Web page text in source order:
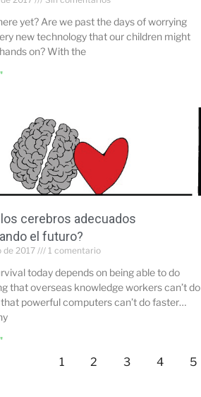
yet? Are we past the days of worrying
new technology that our children might
on? With the
cerebros adecuados
el futuro?
de 2017 1 comentario
today depends on being able to do
that overseas knowledge workers can’t do
powerful computers can’t do faster…
1 2 3 4 5